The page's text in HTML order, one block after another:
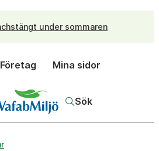
under sommaren
Företag Mina sidor
Sök